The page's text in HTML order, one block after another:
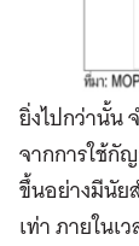
ยิ่งไปกว่านั้น
จากการใช้กั
ขึ้นอย่างมีนัย
เท่า ภายในเ